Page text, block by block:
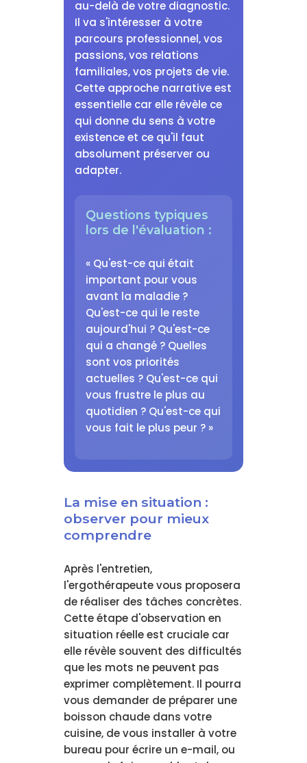
au-delà de votre diagnostic.
Il va s'intéresser à votre
parcours professionnel, vos
passions, vos relations
familiales, vos projets de vie.
Cette approche narrative est
essentielle car elle révèle ce
qui donne du sens à votre
existence et ce qu'il faut
absolument préserver ou
adapter.
Questions typiques
lors de l'évaluation :
« Qu'est-ce qui était
important pour vous
avant la maladie ?
Qu'est-ce qui le reste
aujourd'hui ? Qu'est-ce
qui a changé ? Quelles
sont vos priorités
actuelles ? Qu'est-ce qui
vous frustre le plus au
quotidien ? Qu'est-ce qui
vous fait le plus peur ? »
La mise en situation :
observer pour mieux
comprendre
Après l'entretien,
l'ergothérapeute vous proposera
de réaliser des tâches concrètes.
Cette étape d'observation en
situation réelle est cruciale car
elle révèle souvent des difficultés
que les mots ne peuvent pas
exprimer complètement. Il pourra
vous demander de préparer une
boisson chaude dans votre
cuisine, de vous installer à votre
bureau pour écrire un e-mail, ou